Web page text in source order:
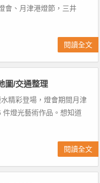
會、月津港燈節，三井
閱讀全文
圖/交通整理
精彩登場，燈會期間月津
燈光藝術作品。想知道
閱讀全文